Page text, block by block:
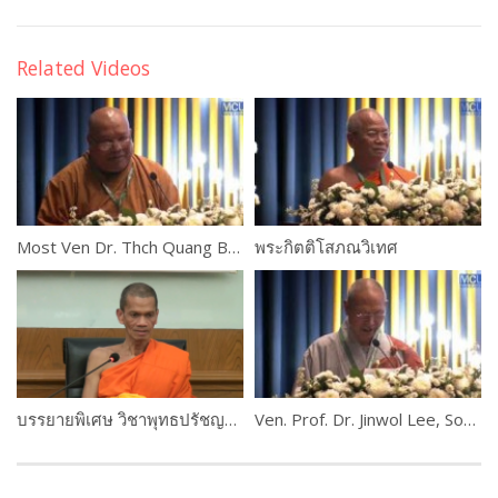
Related Videos
Most Ven Dr. Thch Quang Ba, Australia พระกิตติโสภณวิเทศ
บรรยายพิเศษ วิชาพุทธปรัชญาแห่งศาสตร์ เรื่อง”การเข้าถึงความรู้” โดย พระราชปริยัติกวี, ศ.ดร. รองอธิการบดีฝ่ายวิชาการ Ven. Prof. Dr. Jinwol Lee, South Korea